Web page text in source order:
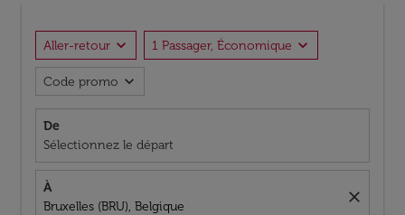
Aller-retour expand_more 1 Passager, Économique expand_more
Code promo expand_more
De
Sélectionnez le départ
À
Bruxelles (BRU), Belgique
close